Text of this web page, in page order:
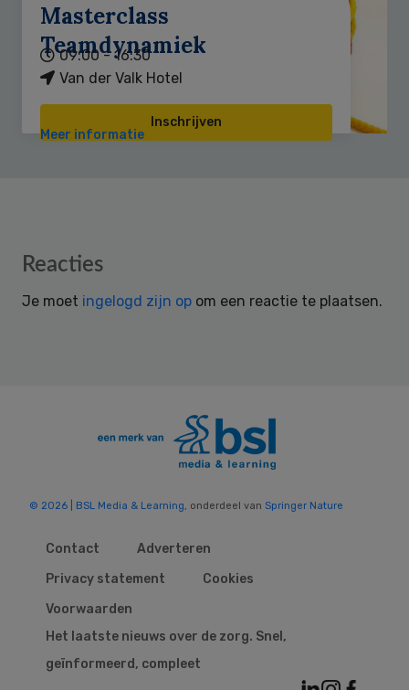
Masterclass
Teamdynamiek
09:00 - 16:30
Van der Valk Hotel
Inschrijven
Meer informatie
Reader
Reacties
Je moet ingelogd zijn op om een reactie te plaatsen.
© 2026 | BSL Media & Learning, onderdeel van Springer Nature
Contact
Adverteren
Privacy statement
Cookies
Voorwaarden
Het laatste nieuws over de zorg. Snel,
geïnformeerd, compleet